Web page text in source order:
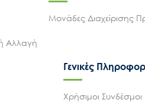
Αλλαγή
Μονάδες Διαχείρισης
Γενικές
Χρήσιμοι Συνδέσμοι